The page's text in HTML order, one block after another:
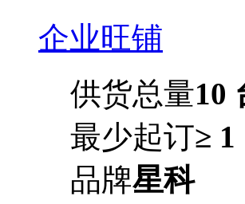
企业旺铺
供货总量10
最少起订≥ 1
品牌星科